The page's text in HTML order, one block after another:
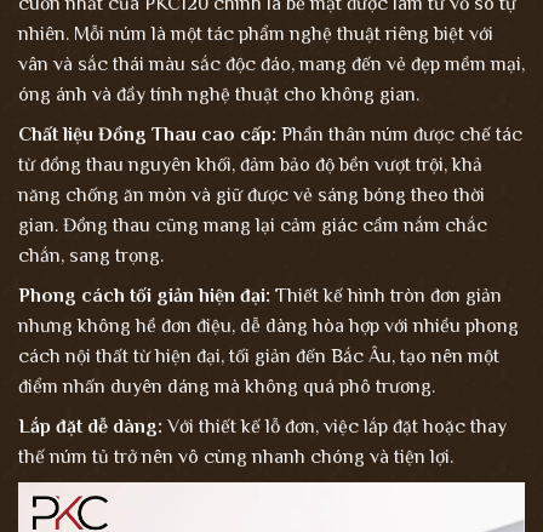
nhiên. Mỗi núm là một tác phẩm nghệ thuật riêng biệt với
vân và sắc thái màu sắc độc đáo, mang đến vẻ đẹp mềm mại,
óng ánh và đầy tính nghệ thuật cho không gian.
Chất liệu Đồng Thau cao cấp: Phần thân núm được chế tác
từ đồng thau nguyên khối, đảm bảo độ bền vượt trội, khả
năng chống ăn mòn và giữ được vẻ sáng bóng theo thời
gian. Đồng thau cũng mang lại cảm giác cầm nắm chắc
chắn, sang trọng.
Phong cách tối giản hiện đại: Thiết kế hình tròn đơn giản
nhưng không hề đơn điệu, dễ dàng hòa hợp với nhiều phong
cách nội thất từ hiện đại, tối giản đến Bắc Âu, tạo nên một
điểm nhấn duyên dáng mà không quá phô trương.
Lắp đặt dễ dàng: Với thiết kế lỗ đơn, việc lắp đặt hoặc thay
thế núm tủ trở nên vô cùng nhanh chóng và tiện lợi.